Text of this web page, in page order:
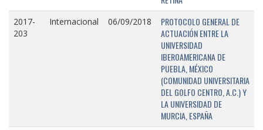
2017-
203
Internacional 06/09/2018
PROTOCOLO GENERAL DE
ACTUACIÓN ENTRE LA
UNIVERSIDAD
IBEROAMERICANA DE
PUEBLA, MÉXICO
(COMUNIDAD UNIVERSITARIA
DEL GOLFO CENTRO, A.C.) Y
LA UNIVERSIDAD DE
MURCIA, ESPAÑA